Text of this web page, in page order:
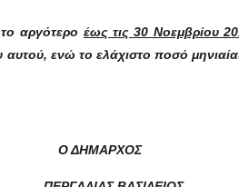
αργότερο έως τις 30 Νοεμβρίου
ενώ το ελάχιστο ποσό
Ο ΔΗΜΑΡΧΟΣ